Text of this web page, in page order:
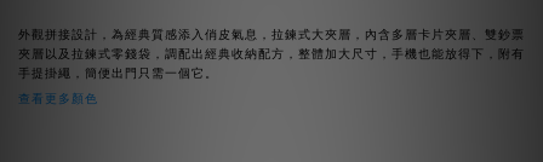
外觀拼接設計，為經典質感添入俏皮氣息，拉鍊式大夾層，內含多層卡片夾層、雙鈔票
夾層以及拉鍊式零錢袋，調配出經典收納配方，整體加大尺寸，手機也能放得下，附有
手提掛繩，簡便出門只需一個它。
查看更多顏色